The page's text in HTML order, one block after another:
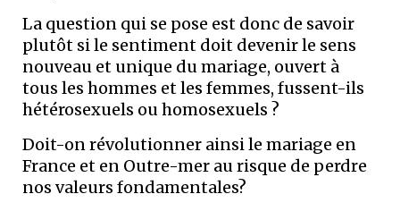
La question qui se pose est donc de savoir
plutôt si le sentiment doit devenir le sens
nouveau et unique du mariage, ouvert à
tous les hommes et les femmes, fussent-ils
hétérosexuels ou homosexuels ?
Doit-on révolutionner ainsi le mariage en
France et en Outre-mer au risque de perdre
nos valeurs fondamentales?